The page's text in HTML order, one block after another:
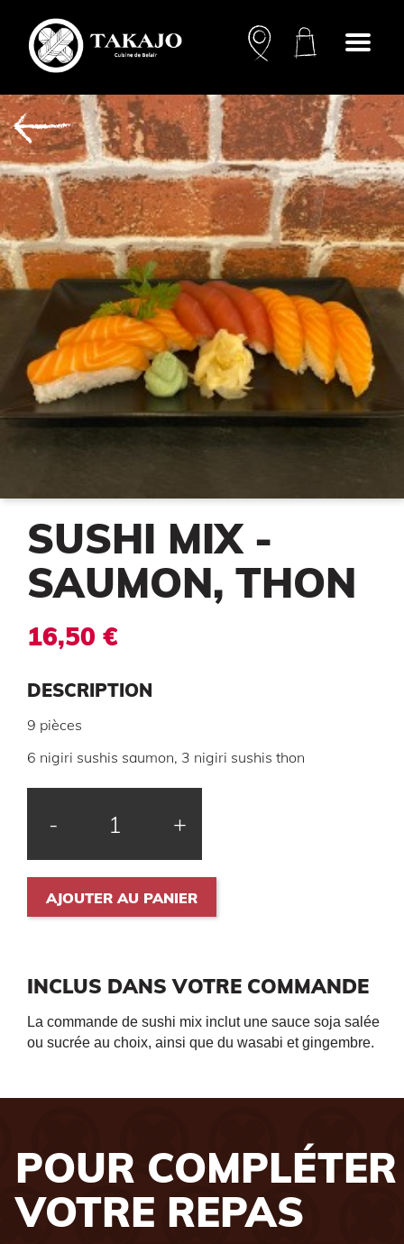
Open
SUSHI MIX -
SAUMON, THON
16,50 €
DESCRIPTION
9 pièces
6 nigiri sushis saumon, 3 nigiri sushis thon
- +
AJOUTER AU PANIER
INCLUS DANS VOTRE COMMANDE
La commande de sushi mix inclut une sauce soja salée
ou sucrée au choix, ainsi que du wasabi et gingembre.
POUR COMPLÉTER
VOTRE REPAS